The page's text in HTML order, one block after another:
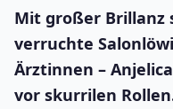
Mit großer Brillanz
verruchte
Ärztinnen –
vor skurrilen